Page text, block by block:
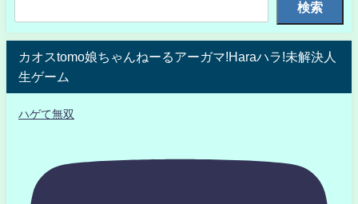
検索
カオスtomo娘ちゃんねーるアーガマ!Haraハラ!未解決人
生ゲーム
ハゲて無双